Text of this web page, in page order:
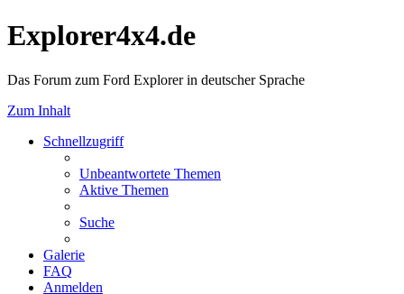
Explorer4x4.de
Das Forum zum Ford Explorer in deutscher Sprache
Zum Inhalt
Schnellzugriff
Unbeantwortete Themen
Aktive Themen
Suche
Galerie
FAQ
Anmelden